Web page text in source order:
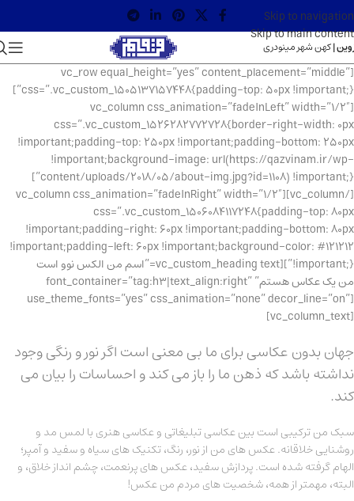
Skip to navigation
Skip to main content
|کهن شهر مینودری
[vc_row equal_height=”yes” content_placement=”middle”
css=”.vc_custom_1505137157448{padding-top: 50px !important;}”]
[vc_column css_animation=”fadeInLeft” width=”1/2″
css=”.vc_custom_1526282772728{border-right-width: 0px
!important;padding-top: 250px !important;padding-bottom: 250px
!important;background-image: url(https://qazvinam.ir/wp-
content/uploads/2018/05/about-img.jpg?id=1108) !important;}”]
[/vc_column][vc_column css_animation=”fadeInRight” width=”1/2″
css=”.vc_custom_1506084117248{padding-top: 80px
!important;padding-right: 60px !important;padding-bottom: 80px
!important;padding-left: 60px !important;background-color: #121212
!important;}”][vc_custom_heading text=”اسم من الکس نوو است
من یک عکاس هستم” font_container=”tag:h3|text_align:right”
use_theme_fonts=”yes” css_animation=”none” decor_line=”on”]
[vc_column_text]
جهان بدون عکاسی برای ما بی معنی است اگر نور و رنگی وجود
نداشته باشد که ذهن ما را باز می کند و احساسات را بیان می
کند.
سبک من ترکیبی است بین عکاسی تبلیغاتی و عکاسی هنری با لمس مد و
روشنایی خلاقانه. عکس های من از نور، رنگ، تکنیک های سیاه و سفید و آمپر؛
الهام گرفته شده است. پردازش سفید، عکس های پرنعمت، چشم انداز خلاق، و
البته، مهمتر از همه، شخصیت های مردم من عکس!